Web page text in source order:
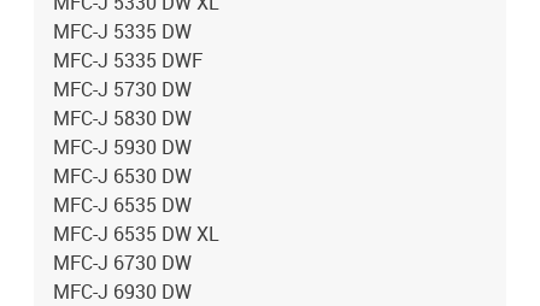
MFC-J 5335 DW
MFC-J 5335 DWF
MFC-J 5730 DW
MFC-J 5830 DW
MFC-J 5930 DW
MFC-J 6530 DW
MFC-J 6535 DW
MFC-J 6535 DW XL
MFC-J 6730 DW
MFC-J 6930 DW